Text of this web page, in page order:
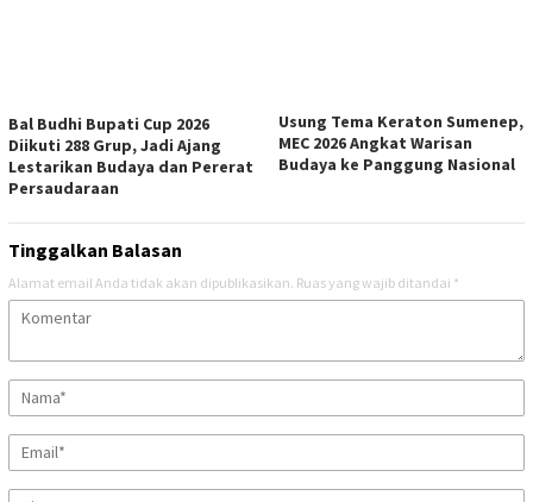
Bal Budhi Bupati Cup 2026
Diikuti 288 Grup, Jadi Ajang
Lestarikan Budaya dan Pererat
Persaudaraan
Usung Tema Keraton Sumenep,
MEC 2026 Angkat Warisan
Budaya ke Panggung Nasional
Tinggalkan Balasan
Alamat email Anda tidak akan dipublikasikan. Ruas yang wajib ditandai *